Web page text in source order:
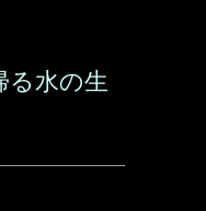
る水の生